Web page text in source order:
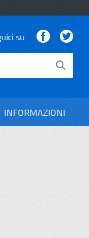
su Facebook
INFORMAZIONI